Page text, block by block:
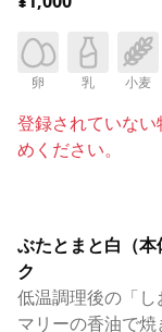
卵 乳 小麦
登録されていな
めください。
ぶたとまと白（
ク
低温調理後の「
マリーの香油で焼